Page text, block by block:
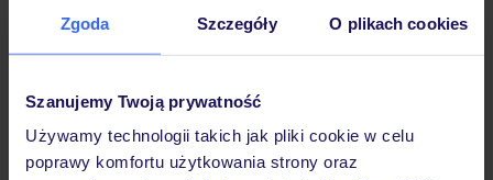
Zgoda Szczegóły O plikach cookies
Szanujemy Twoją prywatność
Używamy technologii takich jak pliki cookie w celu
poprawy komfortu użytkowania strony oraz
Hotel
Pokoje